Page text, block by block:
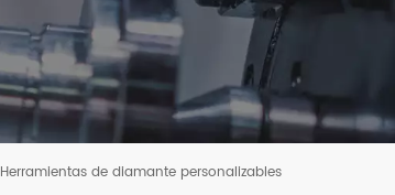
Herramientas de diamante personalizables